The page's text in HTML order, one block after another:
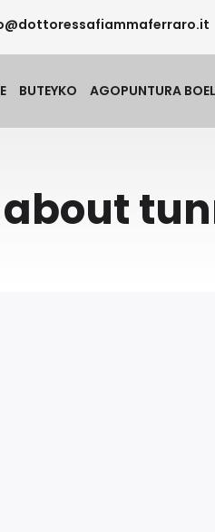
BUTEYKO AGOPUNTURA BOEL
about